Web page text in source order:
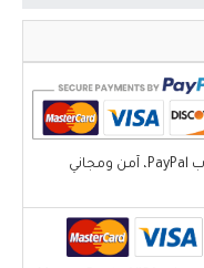
يمكن الدفع السريع بدون حساب PayPal، آمن ومجاني